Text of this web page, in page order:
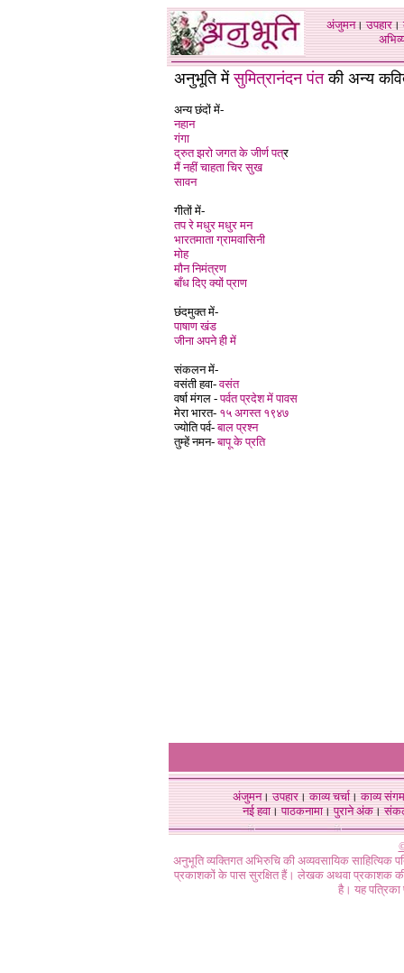
अंजुमन।उपहार।
अनुभूति मेंसुमित्रानंदन पंतकी अन्य
अन्य छंदों में-
नहान
गंगा
द्रुत झरो जगत के जीर्ण पत्र
मैं नहीं चाहता चिर सुख
सावन
गीतों में-
तप रे मधुर मधुर मन
भारतमाता ग्रामवासिनी
मोह
मौन निमंत्रण
बाँध दिए क्यों प्राण
छंदमुक्त में-
पाषाण खंड
जीना अपने ही में
संकलन में-
वसंती हवा-वसंत
वर्षा मंगल -पर्वत प्रदेश में पावस
मेरा भारत- १५ अगस्त १९४७
ज्योति पर्व-बाल प्रश्न
तुम्हें नमन-बापू के प्रति
अंजुमन।उपहार।काव्य चर्चा।काव्य संगम
नई हवा। पाठकनामा। पुराने अंक।
अनुभूति व्यक्तिगत अभिरुचि की अव्यवसायिक
प्रकाशकों के पास सुरक्षित हैं। लेखक अथवा प्रकाशक की
है। यह पत्रिका